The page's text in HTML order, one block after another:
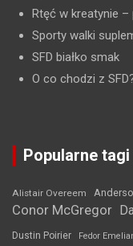
Rtęć w kreatynie –
Sporty walki
SFD białko smak
O co chodzi z
Popularne tagi
Alistair Overeem
Conor McGregor
Dustin Poirier Fedor